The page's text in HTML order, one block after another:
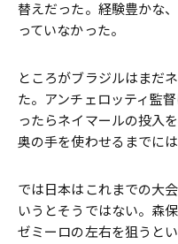
替えだった。経験豊かな
っていなかった。
ところがブラジルはまだ
た。アンチェロッティ監
ったらネイマールの投入
奥の手を使わせるまでには
では日本はこれまでの大
いうとそうではない。森
ゼミーロの左右を狙うと